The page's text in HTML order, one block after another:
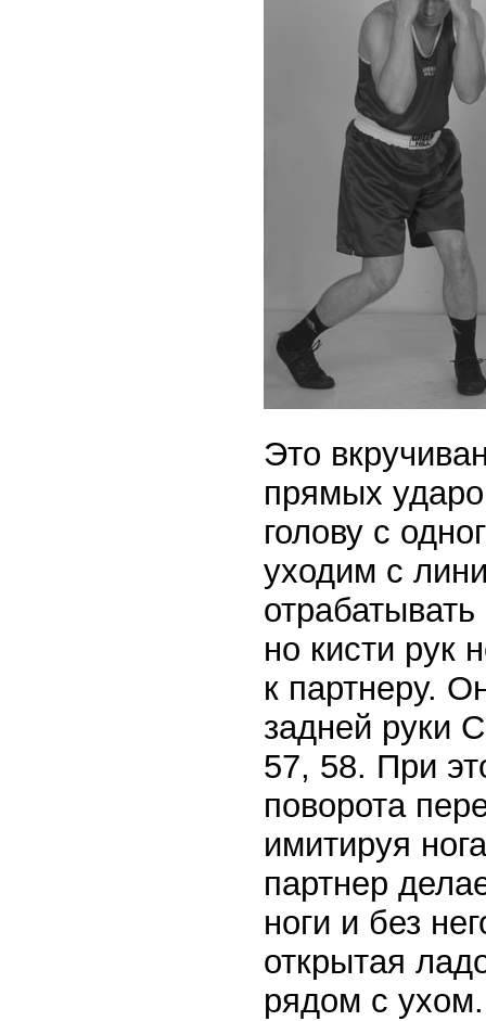
Это
прямых
голову с
уходим с
но кисти рук
к партнеру.
задней руки
57, 58. При
поворота
имитируя
партнер
ноги и без
открытая
рядом с ухом.